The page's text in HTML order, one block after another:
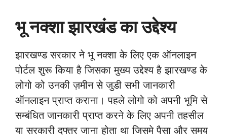
भू नक्शा झारखंड का उद्देश्य
झारखण्ड सरकार ने भू नक्शा के लिए एक ऑनलाइन
पोर्टल शुरू किया है जिसका मुख्य उद्देश्य है झारखण्ड के
लोगो को उनकी ज़मीन से जुडी सभी जानकारी
ऑनलाइन प्राप्त कराना। पहले लोगो को अपनी भूमि से
सम्बंधित जानकारी प्राप्त करनेके लिए अपनी तहसील
या सरकारी दफ्तर जाना होता था जिसमे पैसा और समय